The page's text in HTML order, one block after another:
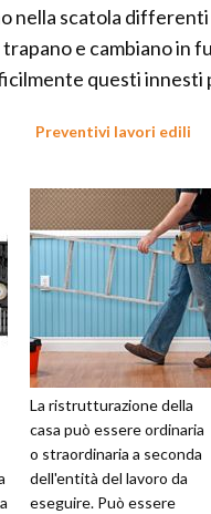
nella scatola
e cambiano in
questi
Preventivi lavori edili
La ristrutturazione della
casa può essere ordinaria
o straordinaria a seconda
dell'entità del lavoro da
eseguire. Può essere